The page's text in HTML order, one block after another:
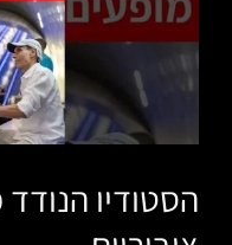
הסטודיו